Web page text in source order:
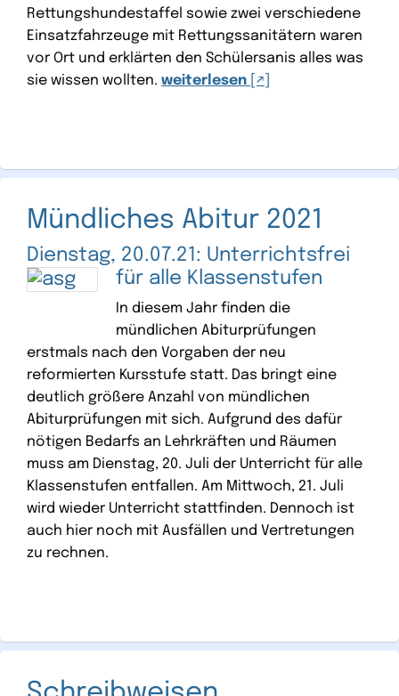
Rettungshundestaffel sowie zwei verschiedene
Einsatzfahrzeuge mit Rettungssanitätern waren
vor Ort und erklärten den Schülersanis alles was
sie wissen wollten. weiterlesen
Mündliches Abitur 2021
Dienstag, 20.07.21: Unterrichtsfrei
für alle Klassenstufen
In diesem Jahr finden die
mündlichen Abiturprüfungen
erstmals nach den Vorgaben der neu
reformierten Kursstufe statt. Das bringt eine
deutlich größere Anzahl von mündlichen
Abiturprüfungen mit sich. Aufgrund des dafür
nötigen Bedarfs an Lehrkräften und Räumen
muss am Dienstag, 20. Juli der Unterricht für alle
Klassenstufen entfallen. Am Mittwoch, 21. Juli
wird wieder Unterricht stattfinden. Dennoch ist
auch hier noch mit Ausfällen und Vertretungen
zu rechnen.